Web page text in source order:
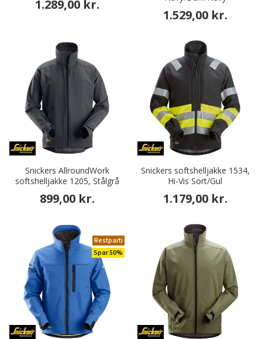
1.289,00 kr.
1.529,00 kr.
Snickers AllroundWork
softshelljakke 1205, Stålgrå
899,00 kr.
Snickers softshelljakke 1534,
Hi-Vis Sort/Gul
1.179,00 kr.
Restparti
Spar 50%